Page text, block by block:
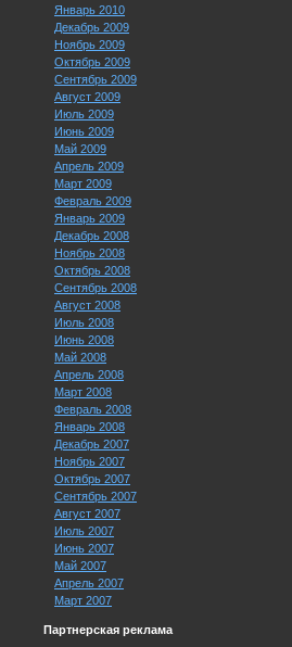
Январь 2010
Декабрь 2009
Ноябрь 2009
Октябрь 2009
Сентябрь 2009
Август 2009
Июль 2009
Июнь 2009
Май 2009
Апрель 2009
Март 2009
Февраль 2009
Январь 2009
Декабрь 2008
Ноябрь 2008
Октябрь 2008
Сентябрь 2008
Август 2008
Июль 2008
Июнь 2008
Май 2008
Апрель 2008
Март 2008
Февраль 2008
Январь 2008
Декабрь 2007
Ноябрь 2007
Октябрь 2007
Сентябрь 2007
Август 2007
Июль 2007
Июнь 2007
Май 2007
Апрель 2007
Март 2007
Партнерская реклама